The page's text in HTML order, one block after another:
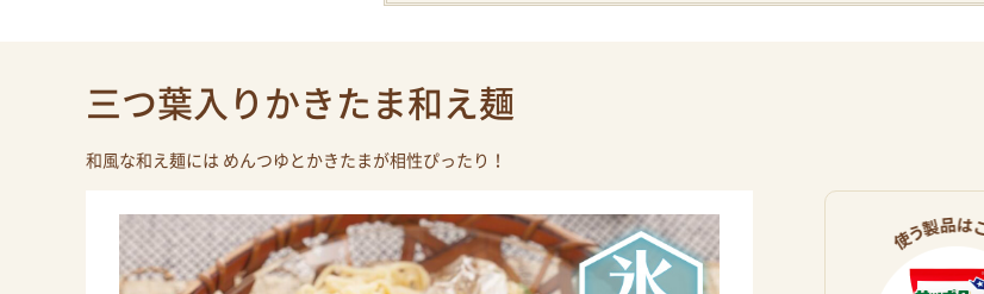
三つ葉入りかきたま和え麺
和風な和え麺には めんつゆとかきたまが相性ぴったり！